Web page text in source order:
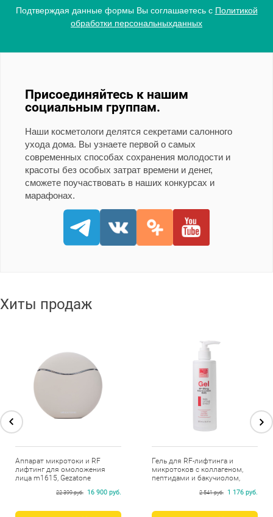
Подтверждая данные формы Вы соглашаетесь с Политикой
обработки персональныхданных
Присоединяйтесь к нашим
социальным группам.
Наши косметологи делятся секретами салонного
ухода дома. Вы узнаете первой о самых
современных способах сохранения молодости и
красоты без особых затрат времени и денег,
сможете поучаствовать в наших конкурсах и
марафонах.
Хиты продаж
Аппарат микротоки и RF
лифтинг для омоложения
лица m1615, Gezatone
22 399 руб. 16 900 руб.
Гель для RF-лифтинга и
микротоков с коллагеном,
пептидами и бакучиолом,
2 541 руб. 1 176 руб.